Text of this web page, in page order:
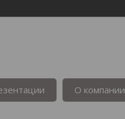
О компании